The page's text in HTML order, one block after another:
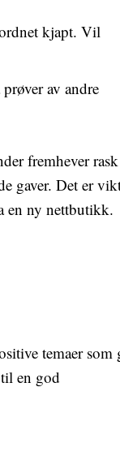
kjapt. Vil
av andre
fremhever rask
gaver. Det er
en ny nettbutikk.
temaer som
en god